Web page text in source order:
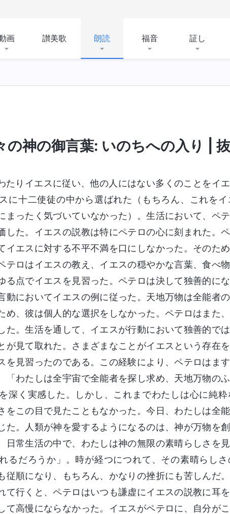
画 讃美歌 朗読 福音 証し
の神の御言葉: いのちへの入り |
たりイエスに従い、他の人にはない多くのことをイ
に十二使徒の中から選ばれた（もちろん、これを
まったく気づいていなかった）。生活において、ペ
した。イエスの説教は特にペテロの心に刻まれた。
イエスに対する不平不満を口にしなかった。そのた
テロはイエスの教え、イエスの穏やかな言葉、食べ
る点でイエスを見習った。ペテロは決して独善的に
動においてイエスの例に従った。天地万物は全能者
め、彼は個人的な選択をしなかった。ペテロはまた
た。生活を通して、イエスが行動において独善的で
が見て取れた。さまざまなことがイエスという存在
を見習ったのである。この経験により、ペテロはま
「わたしは全宇宙で全能者を探し求め、天地万物の
深く実感した。しかし、これまでわたしは心に純
をこの目で見たこともなかった。今日、わたしは全
た。人類が神を愛するようになるのは、神が万物を
日常生活の中で、わたしは神の無限の素晴らしさを
るだろうか」。時が経つにつれて、その素晴らし
従順になり、もちろん、かなりの挫折にも苦しんだ
て行くと、ペテロはいつも謙虚にイエスの説教に耳
て高慢にならなかった。イエスがペテロに、自分が